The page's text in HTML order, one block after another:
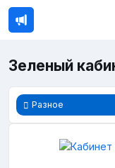
Зеленый
Разное